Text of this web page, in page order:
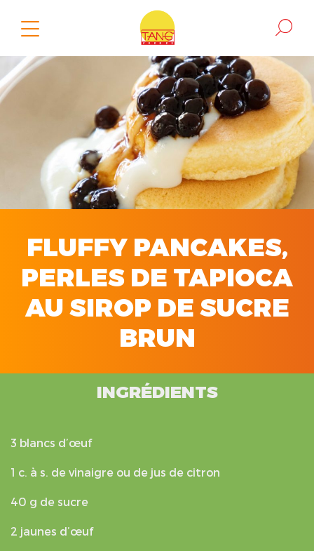
FLUFFY PANCAKES,
PERLES DE TAPIOCA
AU SIROP DE SUCRE
BRUN
INGRÉDIENTS
3 blancs d’œuf
1 c. à s. de vinaigre ou de jus de citron
40 g de sucre
2 jaunes d’œuf